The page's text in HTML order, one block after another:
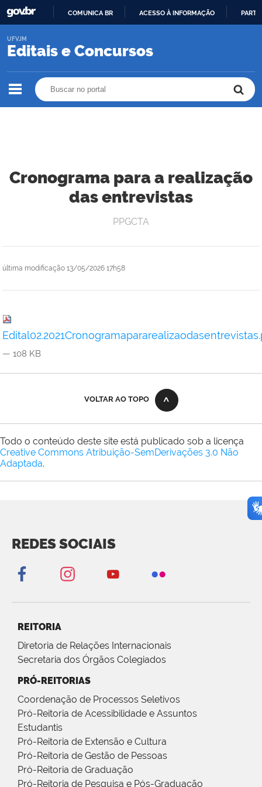
O
COMUNICA BR ACESSO À INFORMAÇÃO
Editais e Concursos
UFVJM
Cronograma para a realização
das entrevistas
última modificação 13/05/2026 17h58
PPGCTA
— 108 KB
VOLTAR AO TOPO
Todo o conteúdo deste site está publicado sob a licença
Creative Commons Atribuição-SemDerivações 3.0 Não
Adaptada.
REDES SOCIAIS
REITORIA
Diretoria de Relações Internacionais
Secretaria dos Órgãos Colegiados
PRÓ-REITORIAS
Coordenação de Processos Seletivos
Pró-Reitoria de Acessibilidade e Assuntos
Estudantis
Pró-Reitoria de Extensão e Cultura
Pró-Reitoria de Gestão de Pessoas
Pró-Reitoria de Graduação
Pró-Reitoria de Pesquisa e Pós-Graduação